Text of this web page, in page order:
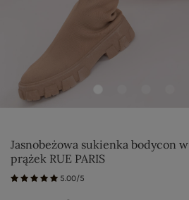
Jasnobeżowa sukienka bodycon w
prążek RUE PARIS
5.00/5